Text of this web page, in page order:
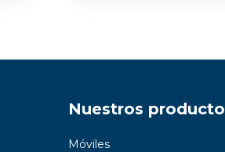
Nuestros
Móviles